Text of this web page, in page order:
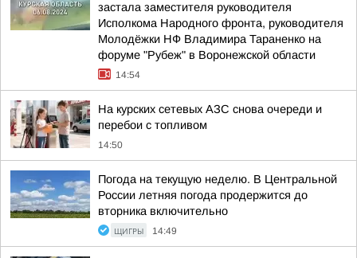
застала заместителя руководителя
Исполкома Народного фронта, руководителя
Молодёжки НФ Владимира Тараненко на
форуме "Рубеж" в Воронежской области
14:54
На курских сетевых АЗС снова очереди и
перебои с топливом
14:50
Погода на текущую неделю. В Центральной
России летняя погода продержится до
вторника включительно
ЩИГРЫ 14:49